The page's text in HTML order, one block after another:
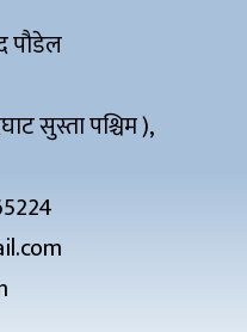
पौडेल
सुस्ता पश्चिम ),